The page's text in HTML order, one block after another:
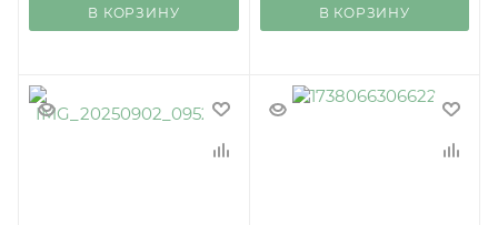
В КОРЗИНУ В КОРЗИНУ